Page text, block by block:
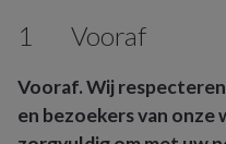
1 Vooraf
Vooraf. Wij
en bezoekers van onze